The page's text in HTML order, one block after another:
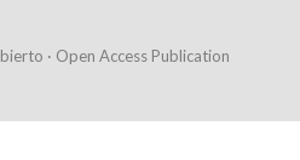
· Open Access Publication